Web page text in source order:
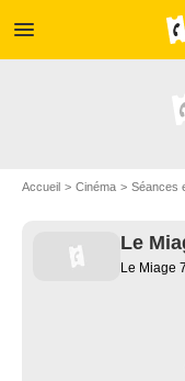
menu
Accueil Cinéma Séances
Le
Le Miage